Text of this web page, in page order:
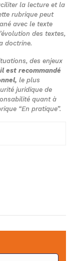
la lecture et la
rubrique peut
avec le texte
des textes,
doctrine.
des enjeux
il est recommandé
le plus
juridique de
quant à
“En pratique”.
soumis
les
de 95 %
La
prévu à